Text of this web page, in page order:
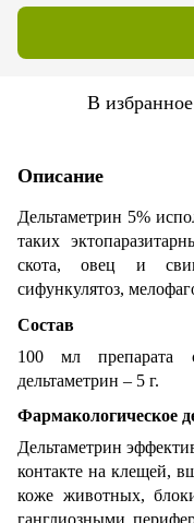
В избранное
Описание
Дельтаметрин 5%
таких
скота, овец и
сифункулятоз,
Состав
100 мл препарата
дельтаметрин – 5 г.
Фармакологическое
Дельтаметрин
контакте на клещей,
коже животных,
ганглиозными